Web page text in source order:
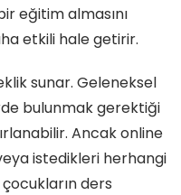
eğitim almasını
etkili hale getirir.
sunar. Geleneksel
bulunmak gerektiği
Ancak online
istedikleri herhangi
ders